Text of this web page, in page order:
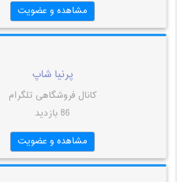
مشاهده و عضویت
پرنیا شاپ
کانال فروشگاهی تلگرام
86 بازدید
مشاهده و عضویت